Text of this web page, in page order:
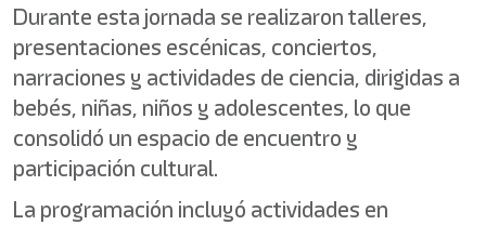
Durante esta jornada se realizaron talleres,
presentaciones escénicas, conciertos,
narraciones y actividades de ciencia, dirigidas a
bebés, niñas, niños y adolescentes, lo que
consolidó un espacio de encuentro y
participación cultural.
La programación incluyó actividades en